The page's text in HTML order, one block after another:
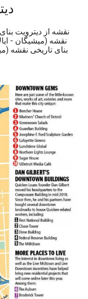
نقشه از دیترویت
نقشه (میشیگان -
بنای تاریخی نقشه